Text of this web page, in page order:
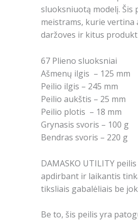
sluoksniuotą modelį.
meistrams, kurie vertina
daržoves ir kitus
67 Plieno sluoksniai
Ašmenų ilgis – 125 mm
Peilio ilgis – 245 mm
Peilio aukštis – 25 mm
Peilio plotis – 18 mm
Grynasis svoris – 100 g
Bendras svoris – 220 g
DAMASKO UTILITY
apdirbant ir laikantis
tiksliais gabalėliais be
Be to, šis peilis yra